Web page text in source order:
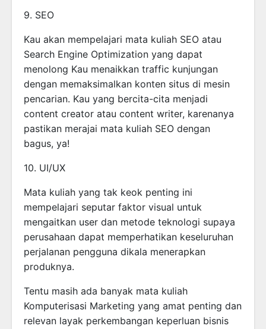
9. SEO
Kau akan mempelajari mata kuliah SEO atau
Search Engine Optimization yang dapat
menolong Kau menaikkan traffic kunjungan
dengan memaksimalkan konten situs di mesin
pencarian. Kau yang bercita-cita menjadi
content creator atau content writer, karenanya
pastikan merajai mata kuliah SEO dengan
bagus, ya!
10. UI/UX
Mata kuliah yang tak keok penting ini
mempelajari seputar faktor visual untuk
mengaitkan user dan metode teknologi supaya
perusahaan dapat memperhatikan keseluruhan
perjalanan pengguna dikala menerapkan
produknya.
Tentu masih ada banyak mata kuliah
Komputerisasi Marketing yang amat penting dan
relevan layak perkembangan keperluan bisnis